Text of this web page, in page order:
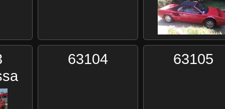
63104 63105